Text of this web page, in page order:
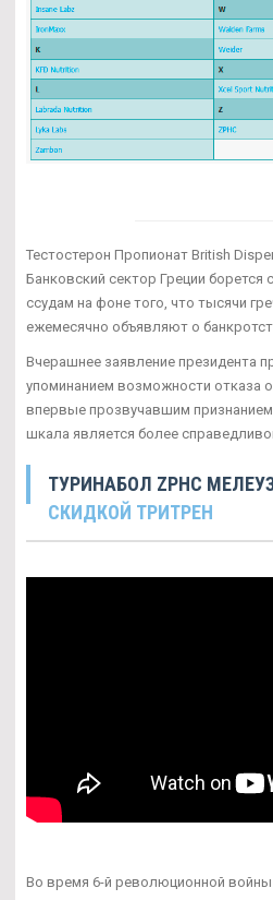
Тестостерон Пропионат British
Банковский сектор Греции
ссудам на фоне того, что тысячи
ежемесячно объявляют о
Вчерашнее заявление президента
упоминанием возможности отказа
впервые прозвучавшим признанием
шкала является более
ТУРИНАБОЛ ZPHC
СКИДКОЙ ТРИТРЕН
Во время 6-й революционной войны